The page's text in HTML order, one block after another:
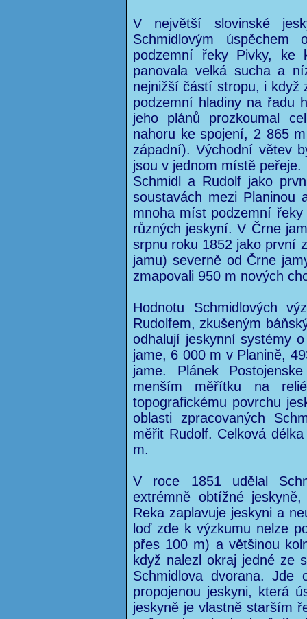
V největší slovinské
Schmidlovým úspěchem
podzemní řeky Pivky,
panovala velká sucha a
nejnižší částí stropu, i když
podzemní hladiny na řadu
jeho plánů prozkoumal
nahoru ke spojení, 2 865
západní). Východní větev
jsou v jednom místě peřeje.
Schmidl a Rudolf jako
soustavách mezi Planinou
mnoha míst podzemní
různých jeskyní. V Črne
srpnu roku 1852 jako první
jamu) severně od Črne
zmapovali 950 m nových
Hodnotu Schmidlových
Rudolfem, zkušeným
odhalují jeskynní systémy
jame, 6 000 m v Planině,
jame. Plánek
menším měřítku na
topografickému povrchu
oblasti zpracovaných
měřit Rudolf. Celková
m.
V roce 1851 udělal
extrémně obtížné
Reka zaplavuje jeskyni a
loď zde k výzkumu nelze
přes 100 m) a většinou
když nalezl okraj jedné ze
Schmidlova dvorana. Jde
propojenou jeskyni, která
jeskyně je vlastně starším